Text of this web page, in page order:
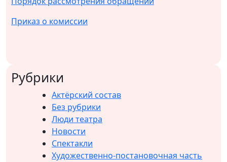
Приказ о комиссии
Рубрики
Актёрский состав
Без рубрики
Люди театра
Новости
Спектакли
Художественно-постановочная часть